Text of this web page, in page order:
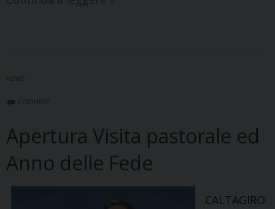
NEWS
COMMENT
Apertura Visita pastorale ed
Anno delle Fede
CALTAGIRO